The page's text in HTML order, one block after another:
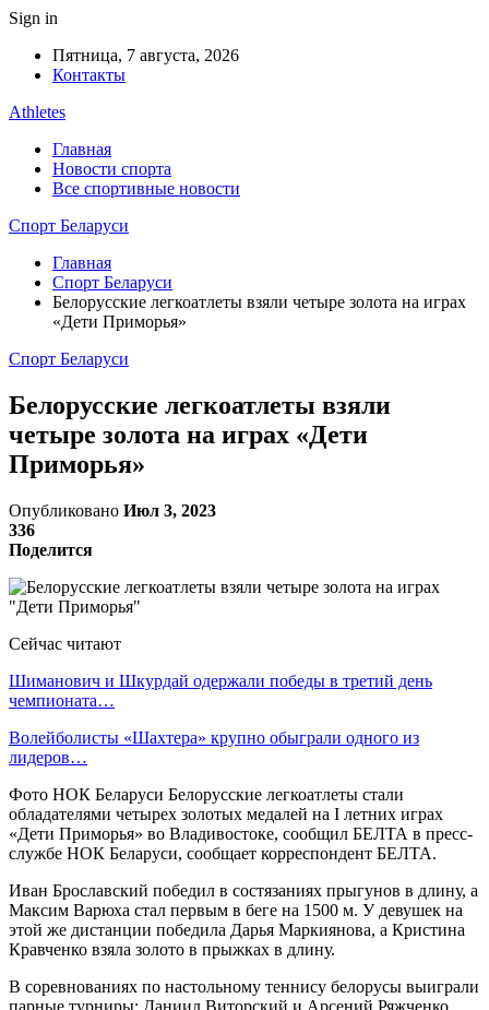
Sign in
Пятница, 7 августа, 2026
Контакты
Athletes
Главная
Новости спорта
Все спортивные новости
Спорт Беларуси
Главная
Спорт Беларуси
Белорусские легкоатлеты взяли четыре золота на играх
«Дети Приморья»
Спорт Беларуси
Белорусские легкоатлеты взяли
четыре золота на играх «Дети
Приморья»
Опубликовано Июл 3, 2023
336
Поделится
Сейчас читают
Шиманович и Шкурдай одержали победы в третий день
чемпионата…
Волейболисты «Шахтера» крупно обыграли одного из
лидеров…
Фото НОК Беларуси Белорусские легкоатлеты стали
обладателями четырех золотых медалей на I летних играх
«Дети Приморья» во Владивостоке, сообщил БЕЛТА в пресс-
службе НОК Беларуси, сообщает корреспондент БЕЛТА.
Иван Брославский победил в состязаниях прыгунов в длину, а
Максим Варюха стал первым в беге на 1500 м. У девушек на
этой же дистанции победила Дарья Маркиянова, а Кристина
Кравченко взяла золото в прыжках в длину.
В соревнованиях по настольному теннису белорусы выиграли
парные турниры: Даниил Виторский и Арсений Ряжченко